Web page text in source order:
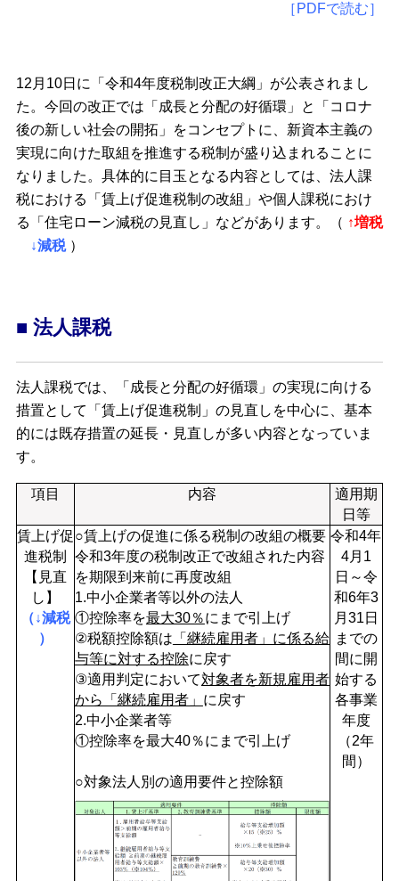
［PDFで読む］
12月10日に「令和4年度税制改正大綱」が公表されまし
た。今回の改正では「成長と分配の好循環」と「コロナ
後の新しい社会の開拓」をコンセプトに、新資本主義の
実現に向けた取組を推進する税制が盛り込まれることに
なりました。具体的に目玉となる内容としては、法人課
税における「賃上げ促進税制の改組」や個人課税におけ
る「住宅ローン減税の見直し」などがあります。（ ↑増税
↓減税）
■ 法人課税
法人課税では、「成長と分配の好循環」の実現に向ける
措置として「賃上げ促進税制」の見直しを中心に、基本
的には既存措置の延長・見直しが多い内容となっていま
す。
項目 内容
適用期
日等
賃上げ促
進税制
【見直
し】
（↓減税
）
○賃上げの促進に係る税制の改組の概要
令和3年度の税制改正で改組された内容
を期限到来前に再度改組
1.中小企業者等以外の法人
①控除率を最大30％にまで引上げ
②税額控除額は 「継続雇用者」に係る給
与等に対する控除に戻す
③適用判定において対象者を新規雇用者
から「継続雇用者」 に戻す
2.中小企業者等
①控除率を最大40％にまで引上げ
○対象法人別の適用要件と控除額
令和4年
4月1
日～令
和6年3
月31日
までの
間に開
始する
各事業
年度
（2年
間）